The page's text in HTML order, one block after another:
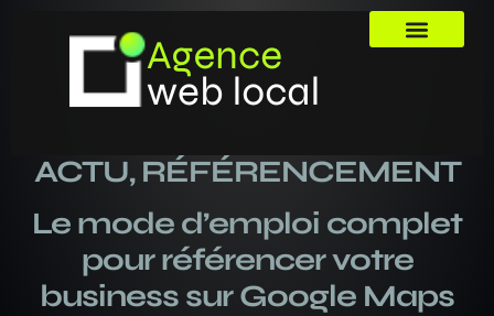
ACTU, RÉFÉRENCEMENT
Le mode d’emploi complet
pour référencer votre
business sur Google Maps